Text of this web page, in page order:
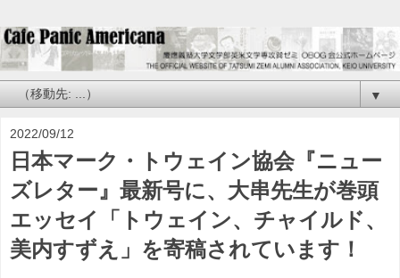
▼
2022/09/12
日本マーク・トウェイン協会『ニュー
ズレター』最新号に、大串先生が巻頭
エッセイ「トウェイン、チャイルド、
美内すずえ」を寄稿されています！